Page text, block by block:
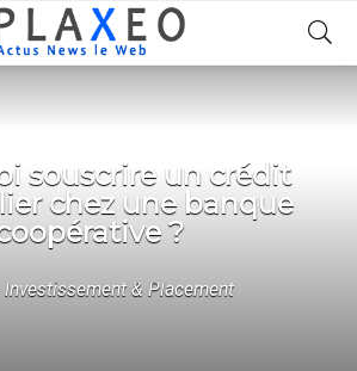
souscrire un crédit
chez une banque
?
Investissement & Placement